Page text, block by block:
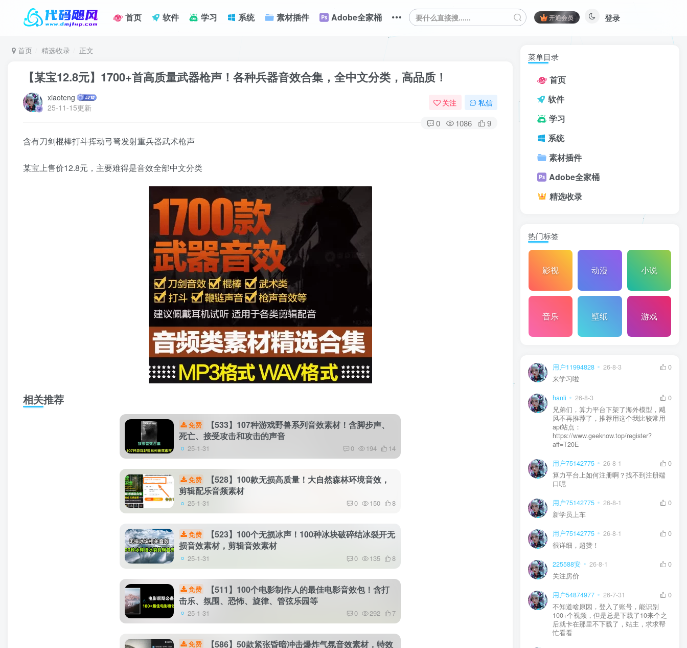
首页 软件 学习 系统 素材插件 Adobe全家桶 开通会员 登录
首页 精选收录 正文
【某宝12.8元】1700+首高质量武器枪声！各种兵器音效合集，全中文分类，高品质！
xiaoteng
25-11-15更新
关注 私信
0 1086 9
含有刀剑棍棒打斗挥动弓弩发射重兵器武术枪声
某宝上售价12.8元，主要难得是音效全部中文分类
相关推荐
免费
【533】107种游戏野兽系列音效素材！含脚步声、
死亡、接受攻击和攻击的声音
25-1-31 0 194 14
免费
【528】100款无损高质量！大自然森林环境音效，
剪辑配乐音频素材
25-1-31 0 150 8
免费
【523】100个无损冰声！100种冰块破碎结冰裂开无
损音效素材，剪辑音效素材
25-1-31 0 135 8
免费
【511】100个电影制作人的最佳电影音效包！含打
击乐、氛围、恐怖、旋律、管弦乐园等
25-1-31 0 292 7
免费
【586】50款紧张昏暗冲击爆炸气氛音效素材，特效
菜单目录
首页
软件
学习
系统
素材插件
Adobe全家桶
精选收录
热门标签
影视 动漫 小说
音乐 壁纸 游戏
用户11994828 26-8-3
0
来学习啦
hanli 26-8-3
0
兄弟们，算力平台下架了海外模型，飓
风不再推荐了，推荐用这个我比较常用
api站点：
https://www.geeknow.top/register?
aff=T20E
用户75142775 26-8-1
0
算力平台上如何注册啊？找不到注册端
口呢
用户75142775 26-8-1
0
新学员上车
用户75142775 26-8-1
0
很详细，超赞！
225588安 26-8-1
0
关注房价
用户54874977 26-7-31
0
不知道啥原因，登入了账号，能识别
100+个视频，但是总是下载了10来个之
后就卡在那里不下载了，站主，求求帮
忙看看